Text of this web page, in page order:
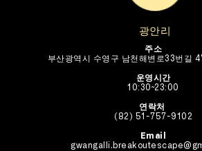
광안리
주소
부산광역시 수영구 남천해변로33번길
운영시간
10:30~23:00
연락처
(82) 51-757-9102
Email